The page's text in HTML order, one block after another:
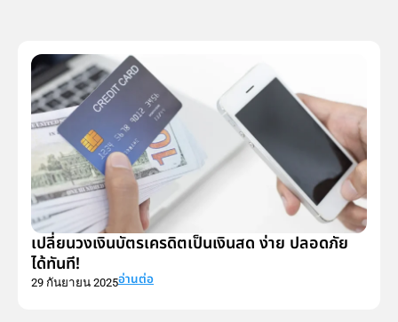
เปลี่ยนวงเงินบัตรเครดิตเป็นเงินสด ง่าย ปลอดภัย
ได้ทันที!
29 กันยายน 2025อ่านต่อ